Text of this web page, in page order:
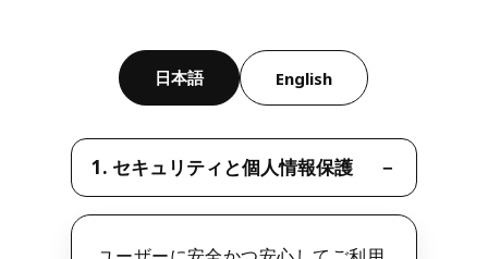
日本語 English
1. セキュリティと個人情報保護